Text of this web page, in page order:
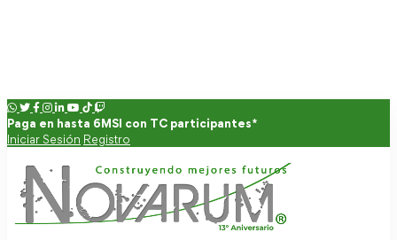
Paga en hasta 6MSI con TC participantes*
Iniciar Sesión Registro